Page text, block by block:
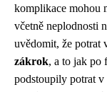
komplikace mohou
včetně neplodnosti
uvědomit, že potrat
zákrok, a to jak po
podstoupily potrat v